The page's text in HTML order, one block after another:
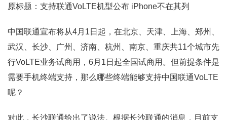
原标题：支持联通VoLTE机型公布 iPhone不在其列
中国联通宣布将从4月1日起，在北京、天津、上海、郑州、
武汉、长沙、广州、济南、杭州、南京、重庆共11个城市先
行VoLTE业务试商用，6月1日起全国试商用。但前提条件是
需要手机终端支持，那么哪些终端能够支持中国联通VoLTE
呢？
对此，长沙联通给出了说法。根据长沙联通的消息，目前支